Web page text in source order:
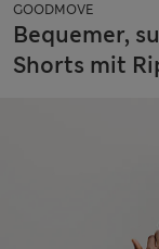
GOODMOVE
Bequemer,
Shorts mit